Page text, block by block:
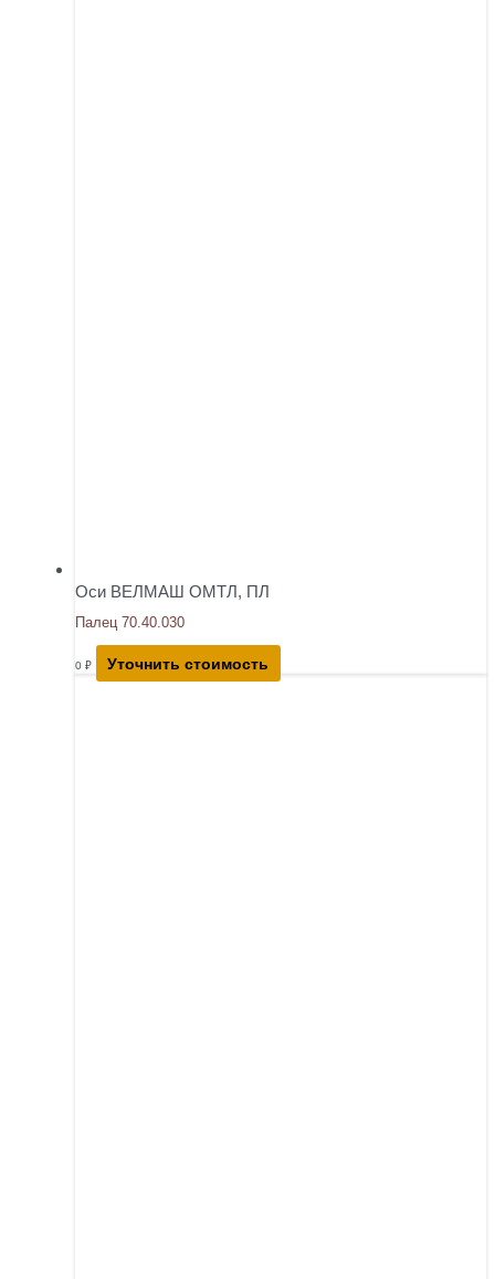
Оси ВЕЛМАШ ОМТЛ, ПЛ
Палец 70.40.030
0 ₽ Уточнить стоимость